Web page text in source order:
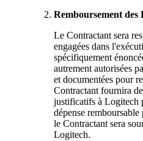
Remboursement des
Le Contractant sera
engagées dans
spécifiquement
autrement autorisées
et documentées pour
Contractant fournira
justificatifs à Logitech
dépense
le Contractant sera
Logitech.